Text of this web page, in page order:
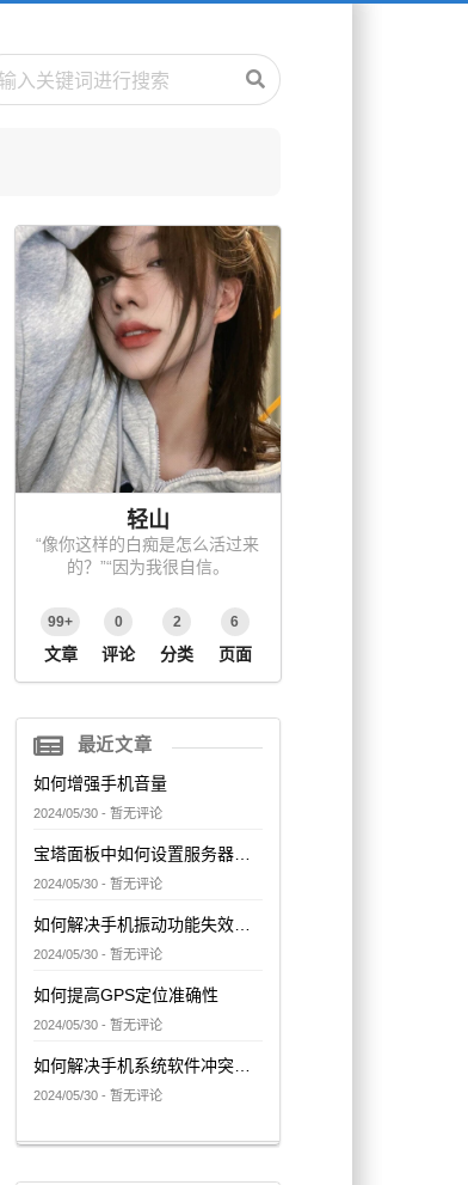
true, false) AS xml_data
AS t(column1 integer
轻山
“像你这样的白痴是怎么活过来
的？”“因为我很自信。
99+
文章
0
评论
2
分类
6
页面
最近文章
如何增强手机音量
2024/05/30 - 暂无评论
宝塔面板中如何设置服务器的网络访问控制
2024/05/30 - 暂无评论
如何解决手机振动功能失效问题
2024/05/30 - 暂无评论
如何提高GPS定位准确性
2024/05/30 - 暂无评论
如何解决手机系统软件冲突问题
2024/05/30 - 暂无评论